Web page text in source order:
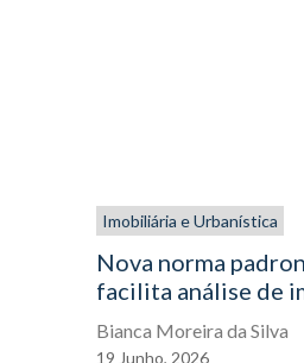
Imobiliária e Urbanística
Nova norma
facilita análise de
Bianca Moreira da Silva
19 Junho, 2026